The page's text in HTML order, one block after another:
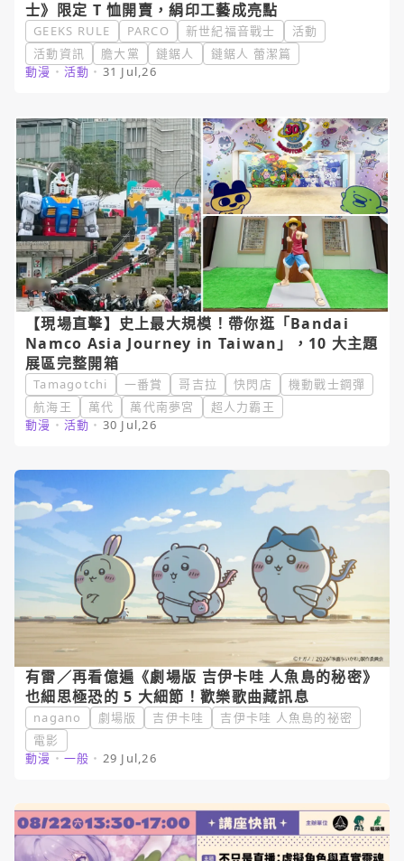
士》限定 T 恤開賣，絹印工藝成亮點
GEEKS RULE PARCO 新世紀福音戰士
活動
活動資訊
膽大黨 鏈鋸人
鏈鋸人 蕾潔篇
動漫 ・ 活動 ・ 31 Jul,26
【現場直擊】史上最大規模！帶你逛「Bandai
Namco Asia Journey in Taiwan」，10 大主題
展區完整開箱
Tamagotchi 一番賞 哥吉拉 快閃店
機動戰士鋼彈
航海王
萬代 萬代南夢宮
超人力霸王
動漫 ・ 活動 ・ 30 Jul,26
有雷／再看億遍《劇場版 吉伊卡哇 人魚島的秘密》
也細思極恐的 5 大細節！歡樂歌曲藏訊息
nagano 劇場版 吉伊卡哇
吉伊卡哇 人魚島的祕密
電影
動漫 ・ 一般 ・ 29 Jul,26